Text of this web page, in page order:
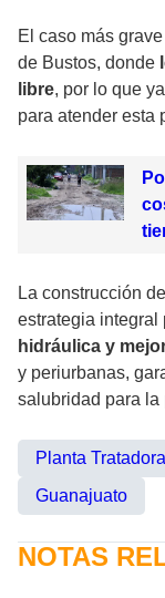
El caso más
de Bustos, donde
libre, por lo que
para atender esta
La construcción
estrategia integral
hidráulica y
y periurbanas,
salubridad para la
Planta Tratadora
Guanajuato
NOTAS